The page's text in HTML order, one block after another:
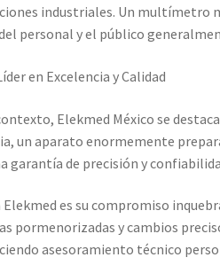
industriales. Un multímetro
personal y el público
en Excelencia y Calidad
Elekmed México se
un aparato enormemente
garantía de precisión y
Elekmed es su compromiso
pormenorizadas y cambios
asesoramiento técnico